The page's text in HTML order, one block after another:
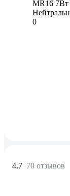
4.7 70 отзывов